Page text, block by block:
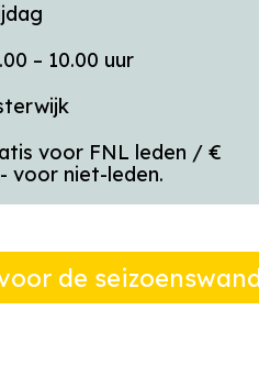
– 10.00 uur
voor FNL leden / €
voor niet-leden.
de